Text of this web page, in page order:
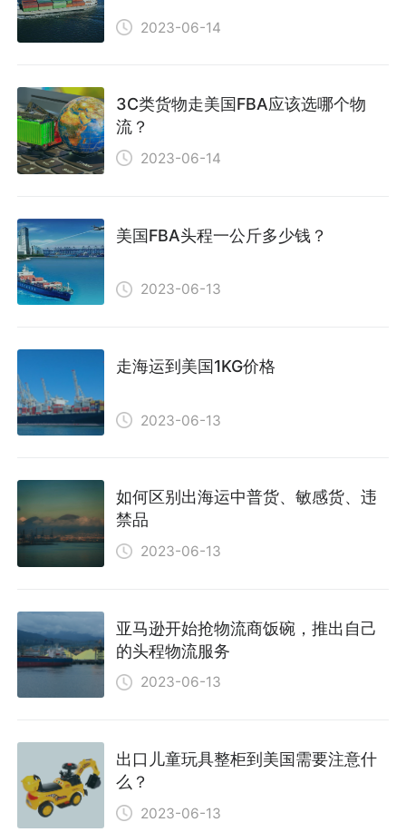
2023-06-14
3C类货物走美国FBA应该选哪个物
流？
2023-06-14
美国FBA头程一公斤多少钱？
2023-06-13
走海运到美国1KG价格
2023-06-13
如何区别出海运中普货、敏感货、违
禁品
2023-06-13
亚马逊开始抢物流商饭碗，推出自己
的头程物流服务
2023-06-13
出口儿童玩具整柜到美国需要注意什
么？
2023-06-13